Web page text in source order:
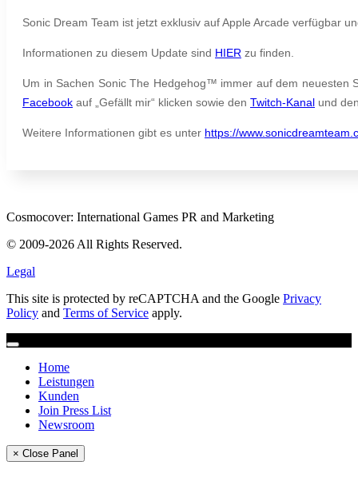
Sonic Dream Team ist jetzt exklusiv auf Apple Arcade verfügbar
Informationen zu diesem Update sind HIER zu finden.
Um in Sachen Sonic The Hedgehog™ immer auf dem neuesten
Facebook auf „Gefällt mir“ klicken sowie den Twitch-Kanal und
Weitere Informationen gibt es unter https://
Cosmocover: International Games PR and Marketing
© 2009-2026 All Rights Reserved.
Legal
This site is protected by reCAPTCHA and the Google Privacy
Policy and Terms of Service apply.
Home
Leistungen
Kunden
Join Press List
Newsroom
× Close Panel